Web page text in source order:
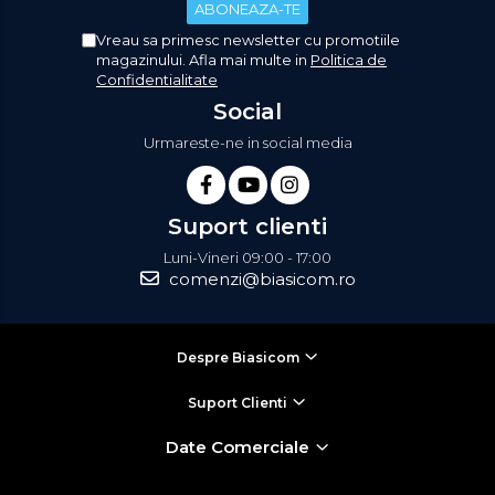
Vreau sa primesc newsletter cu promotiile
magazinului. Afla mai multe in Politica de
Confidentialitate
Social
Urmareste-ne in social media
Suport clienti
Luni-Vineri 09:00 - 17:00
comenzi@biasicom.ro
Despre Biasicom
Suport Clienti
Date Comerciale